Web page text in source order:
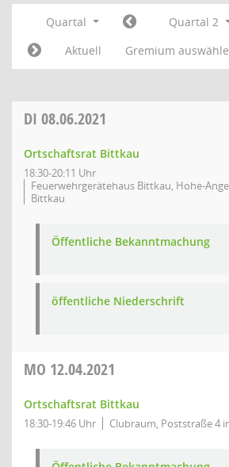
Quartal Quartal 2
Aktuell
Gremium
DI 08.06.2021
Ortschaftsrat Bittkau
18:30-20:11 Uhr
Feuerwehrgerätehaus Bittkau, Hohe-
Bittkau
Öffentliche Bekanntmachung
öffentliche Niederschrift
MO 12.04.2021
Ortschaftsrat Bittkau
18:30-19:46 Uhr Clubraum, Poststraße 4